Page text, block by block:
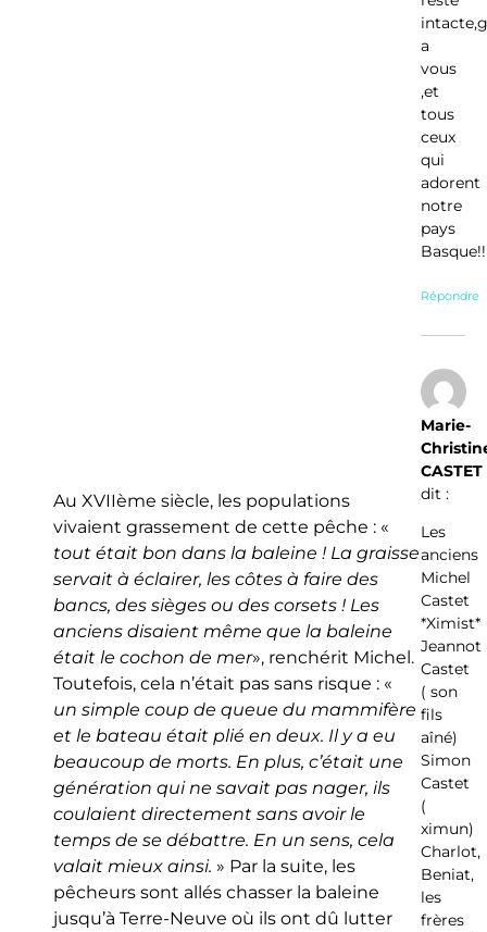
Au XVIIème siècle, les populations
vivaient grassement de cette pêche : «
tout était bon dans la baleine ! La graisse
servait à éclairer, les côtes à faire des
bancs, des sièges ou des corsets ! Les
anciens disaient même que la baleine
était le cochon de mer», renchérit Michel.
Toutefois, cela n’était pas sans risque : «
un simple coup de queue du mammifère
et le bateau était plié en deux. Il y a eu
beaucoup de morts. En plus, c’était une
génération qui ne savait pas nager, ils
coulaient directement sans avoir le
temps de se débattre. En un sens, cela
valait mieux ainsi. » Par la suite, les
pêcheurs sont allés chasser la baleine
jusqu’à Terre-Neuve où ils ont dû lutter
a
vous
,et
tous
ceux
qui
adorent
notre
pays
Basque!!
Répondre
Marie-
CASTET
dit :
Les
anciens
Michel
Castet
*Ximist*
Jeannot
Castet
( son
fils
aîné)
Simon
Castet
(
ximun)
Charlot,
Beniat,
les
frères